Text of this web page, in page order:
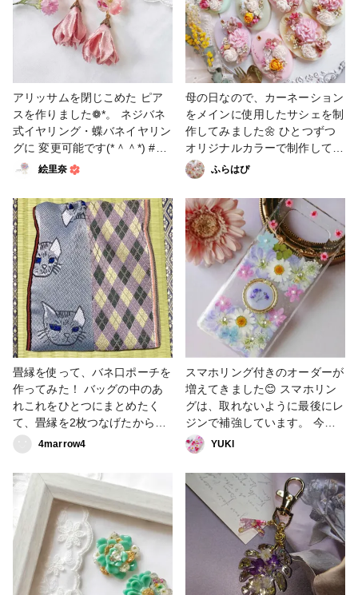
アリッサムを閉じこめた ピア
スを作りました❁*。 ネジバネ
式イヤリング・蝶バネイヤリン
グに 変更可能です(*＾＾*) #母
の日作品コンテスト #アクセサ
キーホルダー #ヘアアクセサリ
ー #販売中
絵里奈
母の日なので、カーネーション
をメインに使用したサシェを制
作してみました🌼 ひとつずつ
オリジナルカラーで制作してい
ます⸜🌷︎⸝‍ #母の日作品コンテス
ト #アロマワックスサシェ #サ
シェ
ふらはぴ
畳縁を使って、バネ口ポーチを
作ってみた！ バッグの中のあ
れこれをひとつにまとめたく
て、畳縁を2枚つなげたからま
あまあ入る😊 全て手縫いだけ
ど、バネ口だと縫う部分が少な
めだから嬉しい！ バネ口は、
ダイソーの12cm！ #母の日作
品コンテスト #バッグ・ポーチ
4marrow4
スマホリング付きのオーダーが
増えてきました😊 スマホリン
グは、取れないように最後にレ
ジンで補強しています。 今回
は、押し花ケースの色合いに合
わせて製作しましたが、差し色
として違うカラーを入れても可
愛いです♥️ #母の日作品コンテ
スト #押し花ケース #UVレジン
#花 #フラワー #スマホリング
YUKl